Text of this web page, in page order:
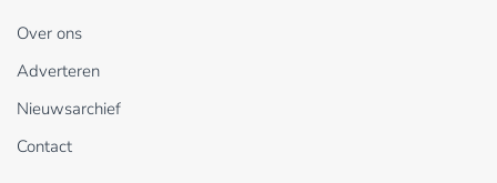
Over ons
Adverteren
Nieuwsarchief
Contact